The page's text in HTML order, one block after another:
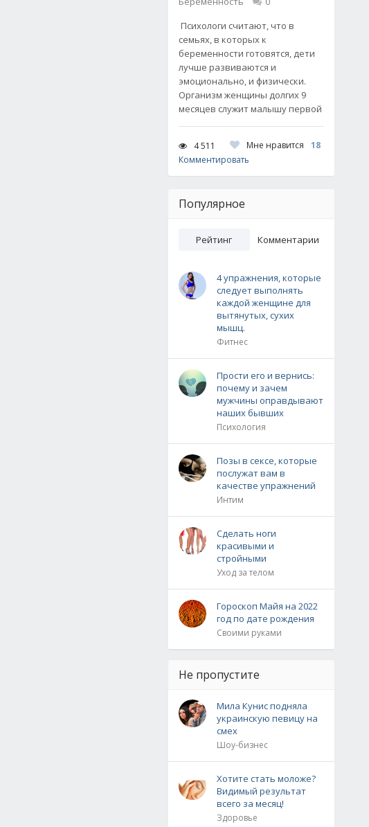
Психологи считают, что в
семьях, в которых к
беременности готовятся, дети
лучше развиваются и
эмоционально, и физически.
Организм женщины долгих 9
месяцев служит малышу первой
4 511 Мне нравится
18
Комментировать
Популярное
Рейтинг Комментарии
4 упражнения, которые
следует выполнять
каждой женщине для
вытянутых, сухих
мышц.
Фитнес
Прости его и вернись:
почему и зачем
мужчины оправдывают
наших бывших
Психология
Позы в сексе, которые
послужат вам в
качестве упражнений
Интим
Сделать ноги
красивыми и
стройными
Уход за телом
Гороскоп Майя на 2022
год по дате рождения
Своими руками
Не пропустите
Мила Кунис подняла
украинскую певицу на
смех
Шоу-бизнес
Хотите стать моложе?
Видимый результат
всего за месяц!
Здоровье